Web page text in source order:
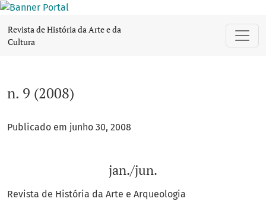
Revista de História da Arte e da
Cultura
n. 9 (2008)
Publicado em junho 30, 2008
jan./jun.
Revista de História da Arte e Arqueologia